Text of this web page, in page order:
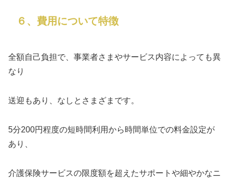
６、費用について特徴
全額自己負担で、事業者さまやサービス内容によっても異
なり
送迎もあり、なしとさまざまです。
5分200円程度の短時間利用から時間単位での料金設定が
あり、
介護保険サービスの限度額を超えたサポートや細やかなニ